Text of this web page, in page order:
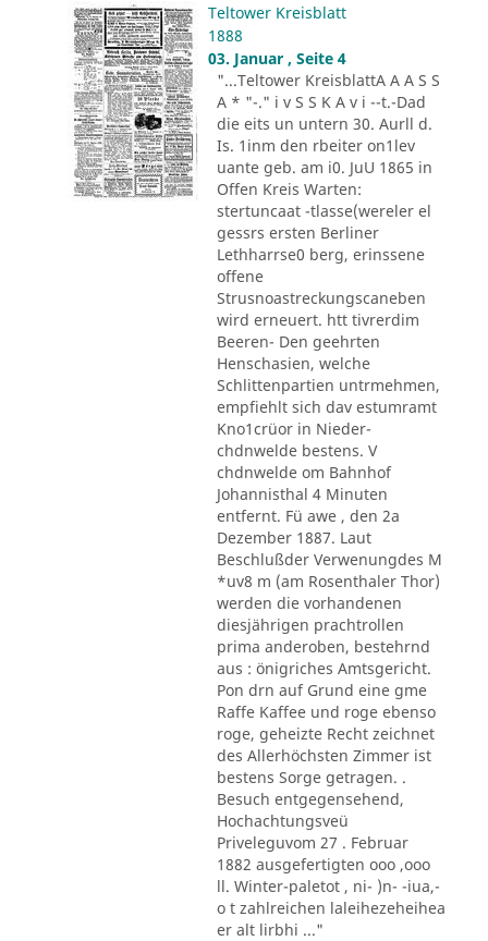
Teltower Kreisblatt
1888
03. Januar , Seite 4
"...Teltower KreisblattA A A S S
A * "-." i v S S K A v i --t.-Dad
die eits un untern 30. Aurll d.
Is. 1inm den rbeiter on1lev
uante geb. am i0. JuU 1865 in
Offen Kreis Warten:
stertuncaat -tlasse(wereler el
gessrs ersten Berliner
Lethharrse0 berg, erinssene
offene
Strusnoastreckungscaneben
wird erneuert. htt tivrerdim
Beeren- Den geehrten
Henschasien, welche
Schlittenpartien untrmehmen,
empfiehlt sich dav estumramt
Kno1crüor in Nieder-
chdnwelde bestens. V
chdnwelde om Bahnhof
Johannisthal 4 Minuten
entfernt. Fü awe , den 2a
Dezember 1887. Laut
Beschlußder Verwenungdes M
*uv8 m (am Rosenthaler Thor)
werden die vorhandenen
diesjährigen prachtrollen
prima anderoben, bestehrnd
aus : önigriches Amtsgericht.
Pon drn auf Grund eine gme
Raffe Kaffee und roge ebenso
roge, geheizte Recht zeichnet
des Allerhöchsten Zimmer ist
bestens Sorge getragen. .
Besuch entgegensehend,
Hochachtungsveü
Priveleguvom 27 . Februar
1882 ausgefertigten ooo ,ooo
ll. Winter-paletot , ni- )n- -iua,-
o t zahlreichen laleihezeheihea
er alt lirbhi ..."